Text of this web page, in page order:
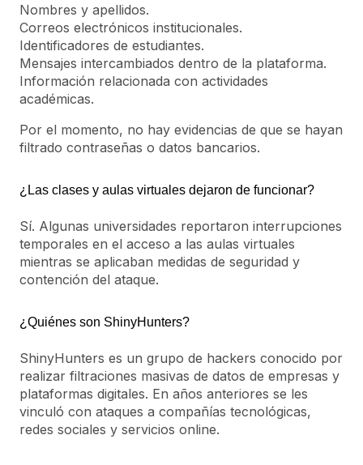
Nombres y apellidos.
Correos electrónicos institucionales.
Identificadores de estudiantes.
Mensajes intercambiados dentro de la plataforma.
Información relacionada con actividades
académicas.
Por el momento, no hay evidencias de que se hayan
filtrado contraseñas o datos bancarios.
¿Las clases y aulas virtuales dejaron de funcionar?
Sí. Algunas universidades reportaron interrupciones
temporales en el acceso a las aulas virtuales
mientras se aplicaban medidas de seguridad y
contención del ataque.
¿Quiénes son ShinyHunters?
ShinyHunters es un grupo de hackers conocido por
realizar filtraciones masivas de datos de empresas y
plataformas digitales. En años anteriores se les
vinculó con ataques a compañías tecnológicas,
redes sociales y servicios online.